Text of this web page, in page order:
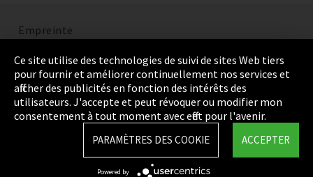
Empreinte
Politique de confidentialité
Cookie Settings
Termes et Conditions
Integrity Line
Ce site utilise des technologies de suivi de sites Web tiers
pour fournir et améliorer continuellement nos services et
afficher des publicités en fonction des intérêts des
utilisateurs. J'accepte et peut révoquer ou modifier mon
consentement à tout moment avec effet pour l'avenir.
ACCEPTER
PARAMÈTRES DES COOKIE
Powered by